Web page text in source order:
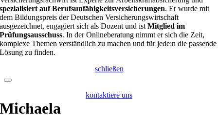
spezialisiert auf Berufsunfähigkeitsversicherungen. Er wurde mit
dem Bildungspreis der Deutschen Versicherungswirtschaft
ausgezeichnet, engagiert sich als Dozent und istMitglied im
Prüfungsausschuss. In der Onlineberatung nimmt er sich die Zeit,
komplexe Themen verständlich zu machen und für jede:n die passende
Lösung zu finden.
schließen
kontaktiere uns
Michaela